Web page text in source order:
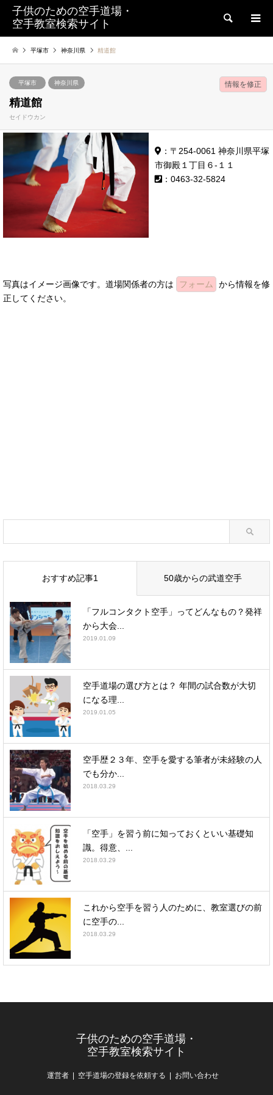
子供のための空手道場・
空手教室検索サイト
検索
平塚市 神奈川県 精道館
平塚市 神奈川県 情報を修正
精道館
セイドウカン
：〒254-0061 神奈川県平塚
市御殿１丁目６-１１
：0463-32-5824
写真はイメージ画像です。道場関係者の方は フォーム
から情報を修
正してください。
おすすめ記事1 50歳からの武道空手
「フルコンタクト空手」ってどんなもの？発祥
から大会...
2019.01.09
空手道場の選び方とは？ 年間の試合数が大切
になる理...
2019.01.05
空手歴２３年、空手を愛する筆者が未経験の人
でも分か...
2018.03.29
「空手」を習う前に知っておくといい基礎知
識。得意、...
2018.03.29
これから空手を習う人のために、教室選びの前
に空手の...
2018.03.29
子供のための空手道場・
空手教室検索サイト
運営者 空手道場の登録を依頼する お問い合わせ